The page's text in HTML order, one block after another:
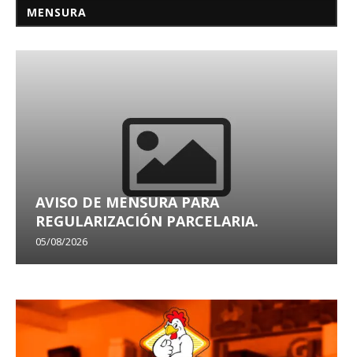
MENSURA
AVISO DE MENSURA PARA
REGULARIZACIÓN PARCELARIA.
05/08/2026